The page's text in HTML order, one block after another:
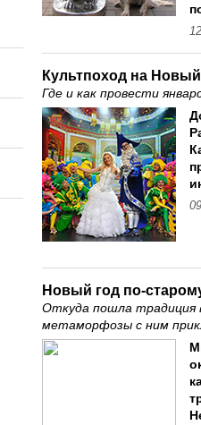
Культпоход на
Где и как провести
Новый год по-
Откуда пошла традиция
метаморфозы с ним